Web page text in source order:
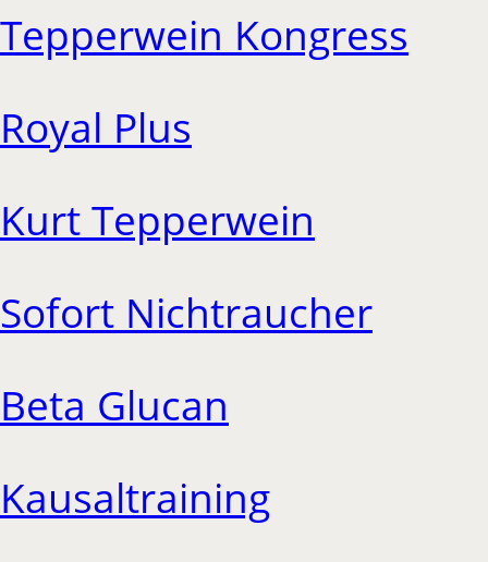
Tepperwein Kongress
Royal Plus
Kurt Tepperwein
Sofort Nichtraucher
Beta Glucan
Kausaltraining